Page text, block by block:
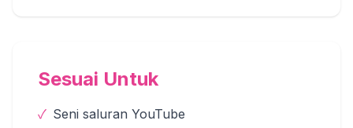
Sesuai Untuk
✓ Seni saluran YouTube